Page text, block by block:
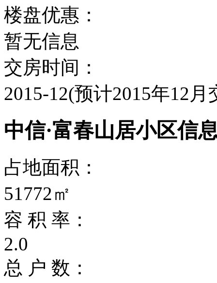
楼盘优惠：
暂无信息
交房时间：
2015-12(预计2015年12月
中信·富春山居小区信
占地面积：
51772㎡
容 积 率：
2.0
总 户 数：